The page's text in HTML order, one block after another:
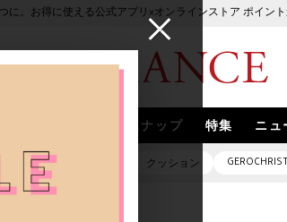
に。お得に使える公式アプリ×オンラインストア ポイン
スナップ 特集 ニュ
バッグ クッション